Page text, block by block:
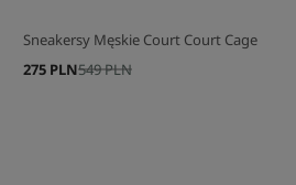
Sneakersy Męskie Court Court Cage
549 PLN
275 PLN